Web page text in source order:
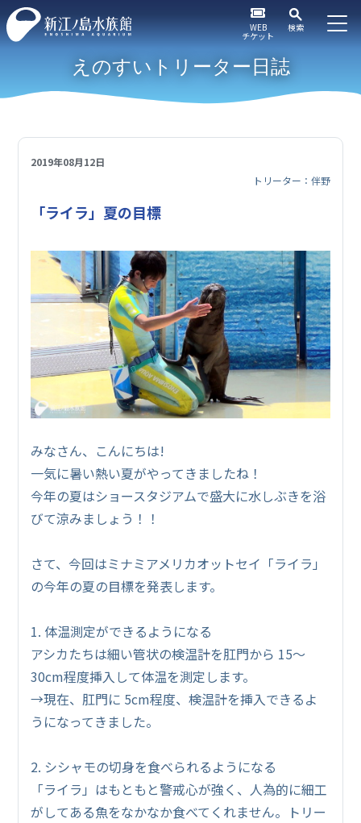
WEB
チケット
検索
えのすいトリーター日誌
2019年08月12日
トリーター：伴野
「ライラ」夏の目標
みなさん、こんにちは!
一気に暑い熱い夏がやってきましたね！
今年の夏はショースタジアムで盛大に水しぶきを浴
びて涼みましょう！！
さて、今回はミナミアメリカオットセイ「ライラ」
の今年の夏の目標を発表します。
1. 体温測定ができるようになる
アシカたちは細い管状の検温計を肛門から 15～
30cm程度挿入して体温を測定します。
→現在、肛門に 5cm程度、検温計を挿入できるよ
うになってきました。
2. シシャモの切身を食べられるようになる
「ライラ」はもともと警戒心が強く、人為的に細工
がしてある魚をなかなか食べてくれません。トリー